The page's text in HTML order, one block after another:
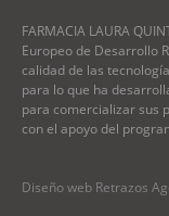
FARMACIA LAURA
Europeo de Desarrollo
calidad de las
para lo que ha
para comercializar sus
con el apoyo del
Diseño web Retrazos